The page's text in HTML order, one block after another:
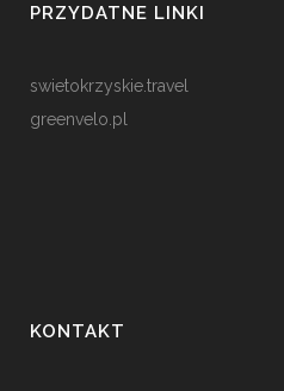
PRZYDATNE LINKI
swietokrzyskie.travel
greenvelo.pl
KONTAKT